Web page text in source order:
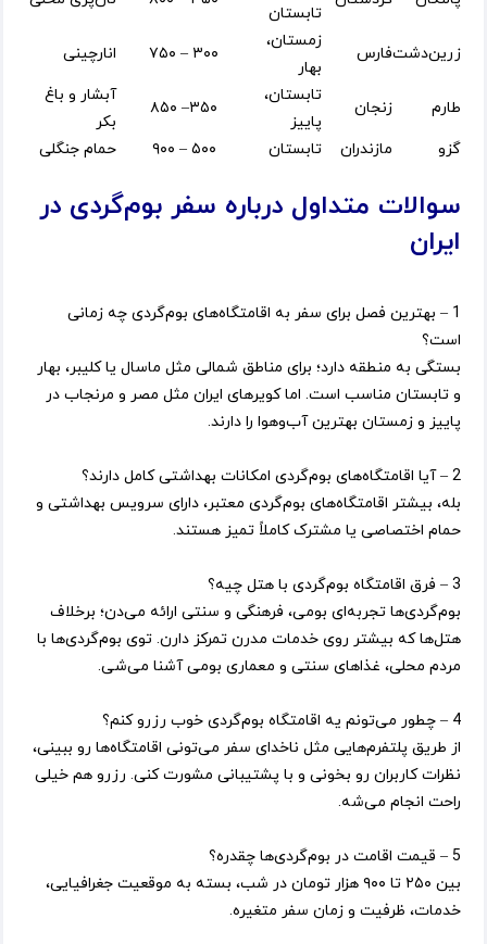
تابستان
زرین‌دشتفارس
زمستان،
بهار
۳۰۰ – ۷۵۰ انارچینی
طارم زنجان
تابستان،
پاییز
۳۵۰– ۸۵۰
آبشار و باغ
بکر
گزو
مازندران تابستان ۵۰۰ – ۹۰۰ حمام جنگلی
سوالات متداول درباره سفر بوم‌گردی در
ایران
1 – بهترین فصل برای سفر به اقامتگاه‌های بوم‌گردی چه زمانی
است؟
بستگی به منطقه دارد؛ برای مناطق شمالی مثل ماسال یا کلیبر، بهار
و تابستان مناسب است. اما کویرهای ایران مثل مصر و مرنجاب در
پاییز و زمستان بهترین آب‌وهوا را دارند.
2 – آیا اقامتگاه‌های بوم‌گردی امکانات بهداشتی کامل دارند؟
بله، بیشتر اقامتگاه‌های بوم‌گردی معتبر، دارای سرویس بهداشتی و
حمام اختصاصی یا مشترک کاملاً تمیز هستند.
3 – فرق اقامتگاه بوم‌گردی با هتل چیه؟
بوم‌گردی‌ها تجربه‌ای بومی، فرهنگی و سنتی ارائه می‌دن؛ برخلاف
هتل‌ها که بیشتر روی خدمات مدرن تمرکز دارن. توی بوم‌گردی‌ها با
مردم محلی، غذاهای سنتی و معماری بومی آشنا می‌شی.
4 – چطور می‌تونم یه اقامتگاه بوم‌گردی خوب رزرو کنم؟
از طریق پلتفرم‌هایی مثل ناخدای سفر می‌تونی اقامتگاه‌ها رو ببینی،
نظرات کاربران رو بخونی و با پشتیبانی مشورت کنی. رزرو هم خیلی
راحت انجام می‌شه.
5 – قیمت اقامت در بوم‌گردی‌ها چقدره؟
بین ۲۵۰ تا ۹۰۰ هزار تومان در شب، بسته به موقعیت جغرافیایی،
خدمات، ظرفیت و زمان سفر متغیره.